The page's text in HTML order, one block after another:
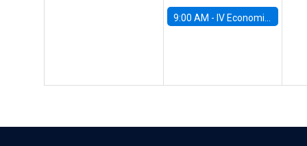
9:00 AM - IV Economics Alumni Workshop